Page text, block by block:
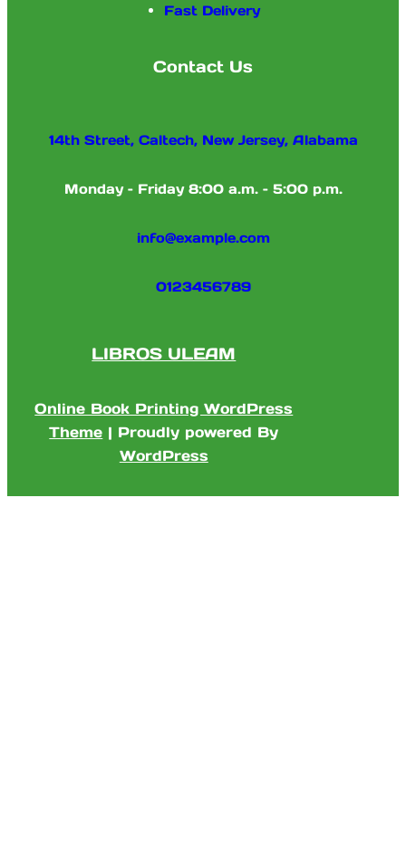
Fast Delivery
Contact Us
14th Street, Caltech, New Jersey, Alabama
Monday – Friday 8:00 a.m. – 5:00 p.m.
info@example.com
0123456789
LIBROS ULEAM
Online Book Printing WordPress
Theme | Proudly powered By
WordPress